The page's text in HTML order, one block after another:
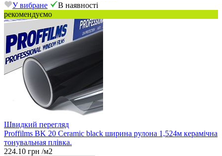
У вибране
В наявності
рекомендуємо
Швидкий перегляд
Proffilms BK 20 Сeramic black ширина рулона 1,524м керамічна
тонувальная плівка.
224.10 грн /м2